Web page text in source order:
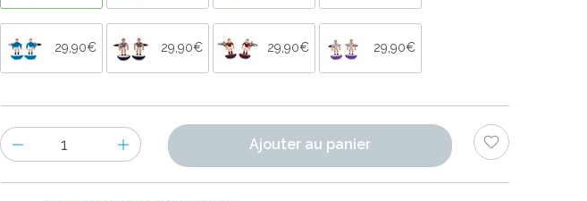
29,90€ 29,90€ 29,90€ 29,90€
Nombre
d'items
Ajouter au panier